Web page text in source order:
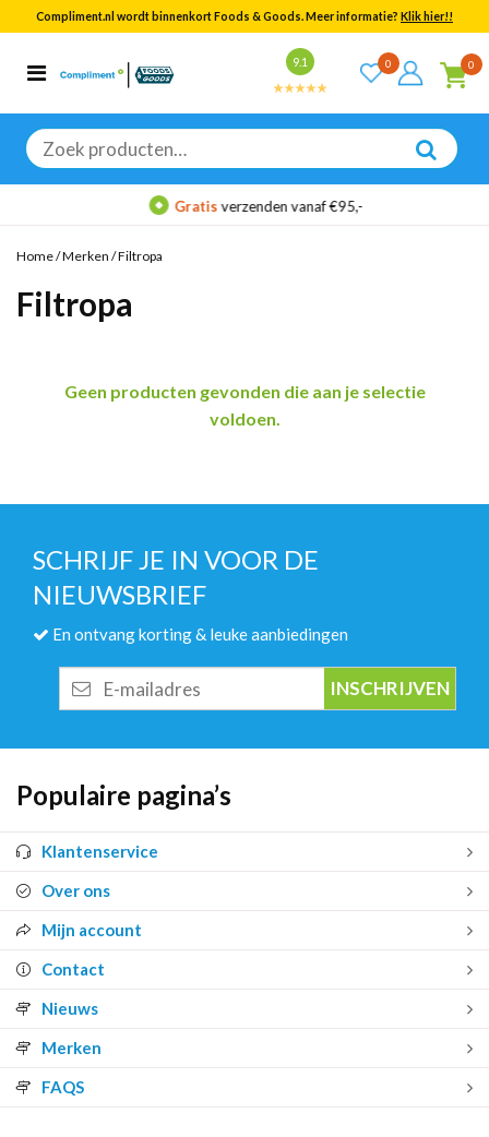
Compliment.nl wordt binnenkort Foods & Goods. Meer informatie? Klik hier!!
9.1 0 0
Zoeken
naar:
Categorieën
Bekijk alle resultaten
Gratisverzenden vanaf €95,-
Home/Merken /Filtropa
Filtropa
Geen producten gevonden die aan je selectie
voldoen.
SCHRIJF JE IN VOOR DE
NIEUWSBRIEF
En ontvang korting & leuke aanbiedingen
mailadres
Populaire pagina’s
Klantenservice
Over ons
Mijn account
Contact
Nieuws
Merken
FAQS